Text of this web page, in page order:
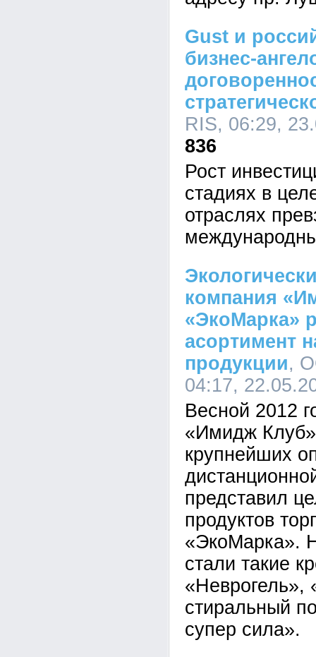
Gust и
бизнес-
RIS, 06:29,
836
Рост
стадиях в
отраслях
компания
«ЭкоМарка»
асортимент
продукции,
04:17,
Весной 2012
«Имидж
крупнейших
представил
продуктов
«ЭкоМарка».
стали такие
«Неврогель»,
стиральный
супер сила».